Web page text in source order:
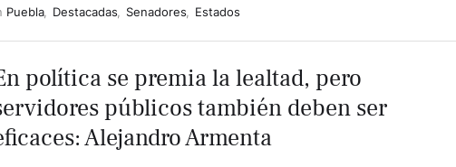
Puebla, Destacadas, Senadores, Estados
política se premia la lealtad, pero
públicos también deben ser
Alejandro Armenta